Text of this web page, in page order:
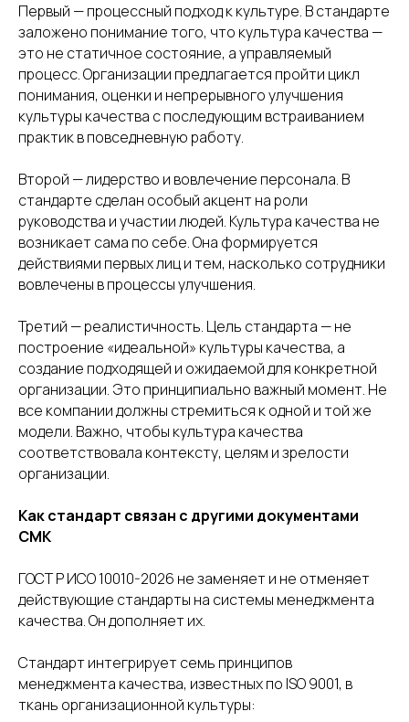
Первый — процессный подход к культуре. В стандарте
заложено понимание того, что культура качества —
это не статичное состояние, а управляемый
процесс. Организации предлагается пройти цикл
понимания, оценки и непрерывного улучшения
культуры качества с последующим встраиванием
практик в повседневную работу.
Второй — лидерство и вовлечение персонала. В
стандарте сделан особый акцент на роли
руководства и участии людей. Культура качества не
возникает сама по себе. Она формируется
действиями первых лиц и тем, насколько сотрудники
вовлечены в процессы улучшения.
Третий — реалистичность. Цель стандарта — не
построение «идеальной» культуры качества, а
создание подходящей и ожидаемой для конкретной
организации. Это принципиально важный момент. Не
все компании должны стремиться к одной и той же
модели. Важно, чтобы культура качества
соответствовала контексту, целям и зрелости
организации.
Как стандарт связан с другими документами
СМК
ГОСТ Р ИСО 10010-2026 не заменяет и не отменяет
действующие стандарты на системы менеджмента
качества. Он дополняет их.
Стандарт интегрирует семь принципов
менеджмента качества, известных по ISO 9001, в
ткань организационной культуры:
+7 (989) 048-29-10
Главная
Полезная информация
CЗ: Захарова Дарья Николаевна
ИНН: 681601829151
Политика в отношении обработки